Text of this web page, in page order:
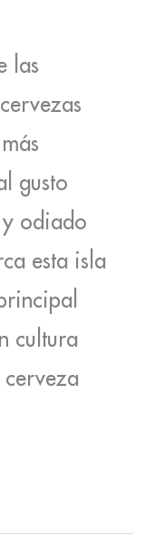
las
gusto
odiado
esta isla
cultura